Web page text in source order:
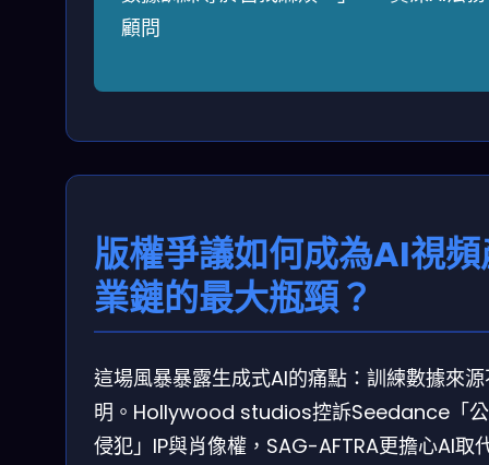
顧問
版權爭議如何成為AI視
業鏈的最大瓶頸？
這場風暴暴露生成式AI的痛點：訓練數據來
明。Hollywood studios控訴Seedance「
侵犯」IP與肖像權，SAG-AFTRA更擔心AI取